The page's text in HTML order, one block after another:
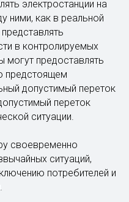
активной
перетоками
лучшие
электростанции на
ними, как в реальной